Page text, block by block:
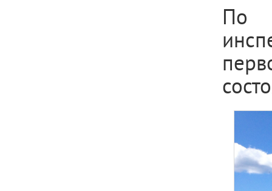
По